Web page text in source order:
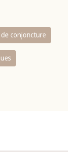
conjoncture